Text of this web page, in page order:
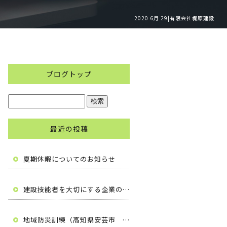
2020 6月 29|有限会社梶原建設
ブログトップ
最近の投稿
夏期休暇についてのお知らせ
建設技能者を大切にする企業の自主宣言（高知県安芸市 有限会社梶原建設）
地域防災訓練（高知県安芸市 有限会社梶原建設）